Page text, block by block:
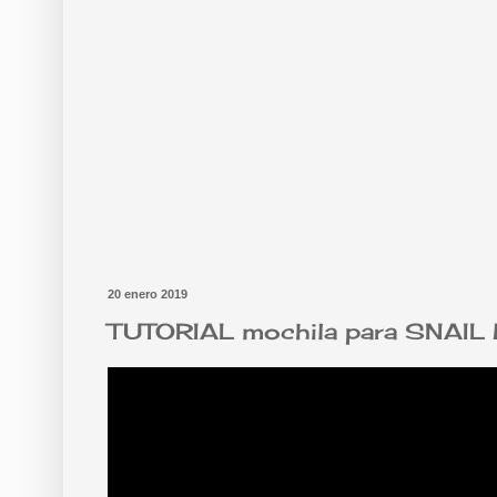
20 enero 2019
TUTORIAL mochila para SNAIL